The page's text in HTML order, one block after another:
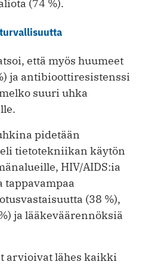
(74 %).
turvallisuutta
että myös huumeet
ja antibioottiresistenssi
suuri uhka
pidetään
tietotekniikan käytön
HIV/AIDS:ia
tappavampaa
(38 %),
ja lääkeväärennöksiä
arvioivat lähes kaikki